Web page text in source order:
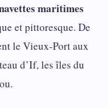
maritimes
et pittoresque. De
le Vieux-Port aux
d’If, les îles du